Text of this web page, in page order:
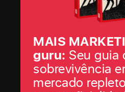
MAIS
guru: Seu guia
sobrevivência
mercado